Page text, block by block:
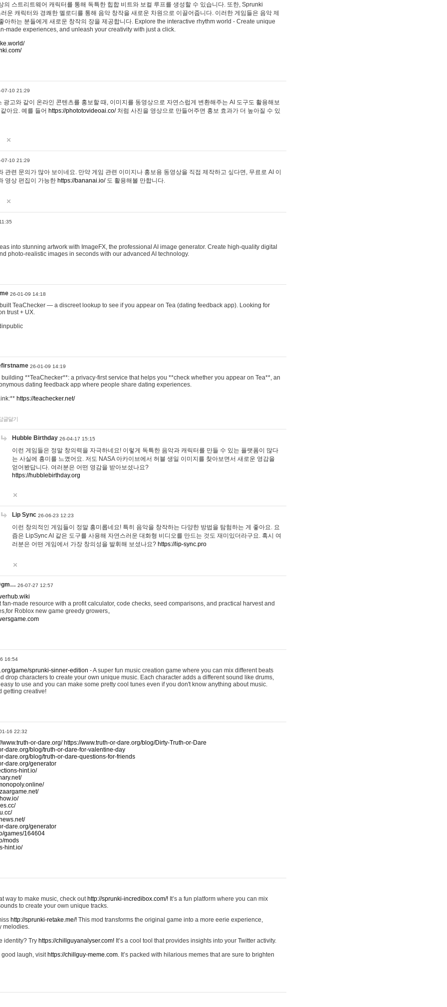
의 스트리트웨어 캐릭터를 통해 독특한 힙합 비트와 보컬 루프를 생성할 수 있습니다. 또한, Sprunki
운 캐릭터와 경쾌한 멜로디를 통해 음악 창작을 새로운 차원으로 이끌어줍니다. 이러한 게임들은 음악 제
아하는 분들에게 새로운 창작의 장을 제공합니다. Explore the interactive rhythm world - Create unique
made experiences, and unleash your creativity with just a click.
07-10 21:29
광고와 같이 온라인 콘텐츠를 홍보할 때, 이미지를 동영상으로 자연스럽게 변환해주는 AI 도구도 활용해보
아요. 예를 들어 https://phototovideoai.co/처럼 사진을 영상으로 만들어주면 홍보 효과가 더 높아질 수 있
07-10 21:29
관련 문의가 많아 보이네요. 만약 게임 관련 이미지나 홍보용 동영상을 직접 제작하고 싶다면, 무료로 AI 이
영상 편집이 가능한 https://bananai.io/도 활용해볼 만합니다.
into stunning artwork with ImageFX, the professional AI image generator. Create high-quality digital
photo-realistic images in seconds with our advanced AI technology.
26-01-09 14:18
TeaChecker — a discreet lookup to see if you appear on Tea (dating feedback app). Looking for
trust + UX.
26-01-09 14:19
building **TeaChecker**: a privacy-first service that helps you **check whether you appear on Tea**, an
dating feedback app where people share dating experiences.
https://teachecker.net/
글달기
Hubble Birthday 26-04-17 15:15
이런 게임들은 정말 창의력을 자극하네요! 이렇게 독특한 음악과 캐릭터를 만들 수 있는 플랫폼이 많다
는 사실에 흥미를 느꼈어요. 저도 NASA 아카이브에서 허블 생일 이미지를 찾아보면서 새로운 영감을
얻어봤답니다. 여러분은 어떤 영감을 받아보셨나요?
https://hubblebirthday.org
Lip Sync 26-06-23 12:23
이런 창의적인 게임들이 정말 흥미롭네요! 특히 음악을 창작하는 다양한 방법을 탐험하는 게 좋아요. 요
즘은 LipSync AI 같은 도구를 사용해 자연스러운 대화형 비디오를 만드는 것도 재미있더라구요. 혹시 여
러분은 어떤 게임에서 가장 창의성을 발휘해 보셨나요? https://lip-sync.pro
26-07-27 12:57
made resource with a profit calculator, code checks, seed comparisons, and practical harvest and
Roblox new game greedy growers。
16:54
game/sprunki-sinner-edition - A super fun music creation game where you can mix different beats
drop characters to create your own unique music. Each character adds a different sound like drums,
to use and you can make some pretty cool tunes even if you don't know anything about music.
getting creative!
16 22:32
www.truth-or-dare.org/ https://www.truth-or-dare.org/blog/Dirty-Truth-or-Dare
dare.org/blog/truth-or-dare-for-valentine-day
dare.org/blog/truth-or-dare-questions-for-friends
dare.org/generator
hint.io/
dare.org/generator
games/164604
mods
hint.io/
way to make music, check out http://sprunki-incredibox.com/! It’s a fun platform where you can mix
to create your own unique tracks.
http://sprunki-retake.me/! This mod transforms the original game into a more eerie experience,
melodies.
identity? Try https://chillguyanalyser.com! It’s a cool tool that provides insights into your Twitter activity.
good laugh, visit https://chillguy-meme.com. It’s packed with hilarious memes that are sure to brighten